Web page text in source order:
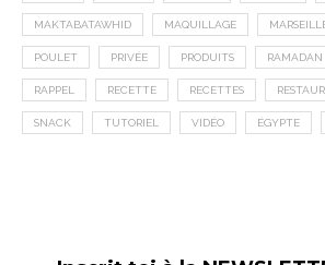
MAKTABATAWHID MAQUILLAGE
POULET PRIVÉE PRODUITS RAMADAN
RAPPEL RECETTE RECETTES
SNACK TUTORIEL VIDÉO ÉGYPTE